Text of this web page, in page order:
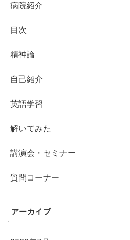
病院紹介
目次
精神論
自己紹介
英語学習
解いてみた
講演会・セミナー
質問コーナー
アーカイブ